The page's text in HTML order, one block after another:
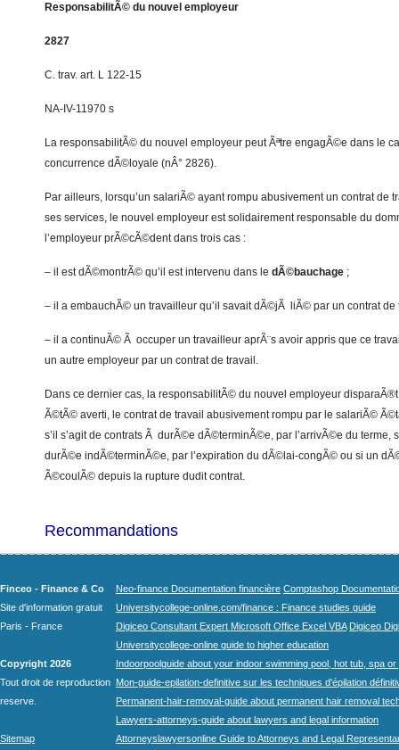
ResponsabilitÃ© du nouvel employeur
2827
C. trav. art. L 122-15
NA-IV-11970 s
La responsabilitÃ© du nouvel employeur peut Ãªtre engagÃ©e dans le
concurrence dÃ©loyale (nÂ° 2826).
Par ailleurs, lorsqu’un salariÃ© ayant rompu abusivement un contrat de
ses services, le nouvel employeur est solidairement responsable du
l’employeur prÃ©cÃ©dent dans trois cas :
– il est dÃ©montrÃ© qu’il est intervenu dans le dÃ©bauchage ;
– il a embauchÃ© un travailleur qu’il savait dÃ©jÃ liÃ© par un contrat de
– il a continuÃ© Ã occuper un travailleur aprÃ¨s avoir appris que ce
un autre employeur par un contrat de travail.
Dans ce dernier cas, la responsabilitÃ© du nouvel employeur disparaÃ®t
Ã©tÃ© averti, le contrat de travail abusivement rompu par le salariÃ©
s’il s’agit de contrats Ã durÃ©e dÃ©terminÃ©e, par l’arrivÃ©e du terme,
durÃ©e indÃ©terminÃ©e, par l’expiration du dÃ©lai-congÃ© ou si un
Ã©coulÃ© depuis la rupture dudit contrat.
Recommandations
Finceo - Finance & Co
Site d'information gratuit
Paris - France
Copyright 2026
Tout droit de reproduction
reserve.
Sitemap
Neo-finance Documentation financière Comptashop
Universitycollege-online.com/finance : Finance studies guide
Digiceo Consultant Expert Microsoft Office Excel VBA Digiceo
Universitycollege-online guide to higher education
Indoorpoolguide about your indoor swimming pool, hot tub, spa
Mon-guide-epilation-definitive sur les techniques d'épilation
Permanent-hair-removal-guide about permanent hair removal
Lawyers-attorneys-guide about lawyers and legal information
Attorneyslawyersonline Guide to Attorneys and Legal